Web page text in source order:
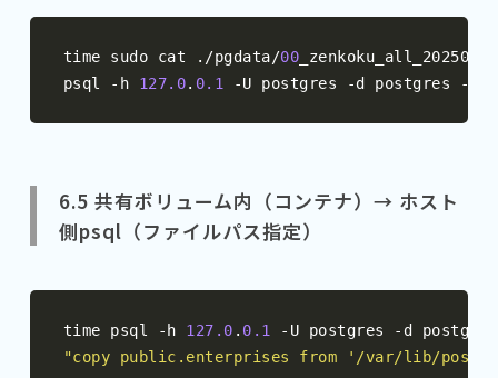
time sudo cat ./pgdata/00 _zenkoku_all_20250530
psql
- h 127.0. 0.1 -U postgres -d postgres -
6.5 共有ボリューム内（コンテナ）→ ホスト
側psql（ファイルパス指定）
time psql -h 127.0 . 0.1 - U postgres - d
"copy public.enterprises from '/var/lib/